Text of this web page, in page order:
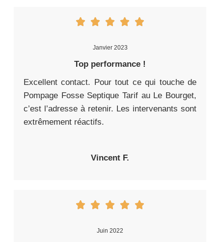
Janvier 2023
Top performance !
Excellent contact. Pour tout ce qui touche de
Pompage Fosse Septique Tarif au Le Bourget,
c’est l’adresse à retenir. Les intervenants sont
extrêmement réactifs.
Vincent F.
Juin 2022